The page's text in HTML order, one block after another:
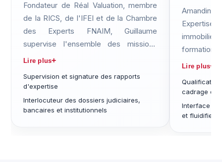
Fondateur de Réal Valuation, membre
de la RICS, de l'IFEI et de la Chambre
des Experts FNAIM, Guillaume
supervise l'ensemble des missions
d'expertise du cabinet et intervient sur
France.
Lire plus
Supervision et signature des rapports
d'expertise
Interlocuteur des dossiers judiciaires,
bancaires et institutionnels
Expertise
sein de
Lire plus
cadrage
Interface
et fluidifier